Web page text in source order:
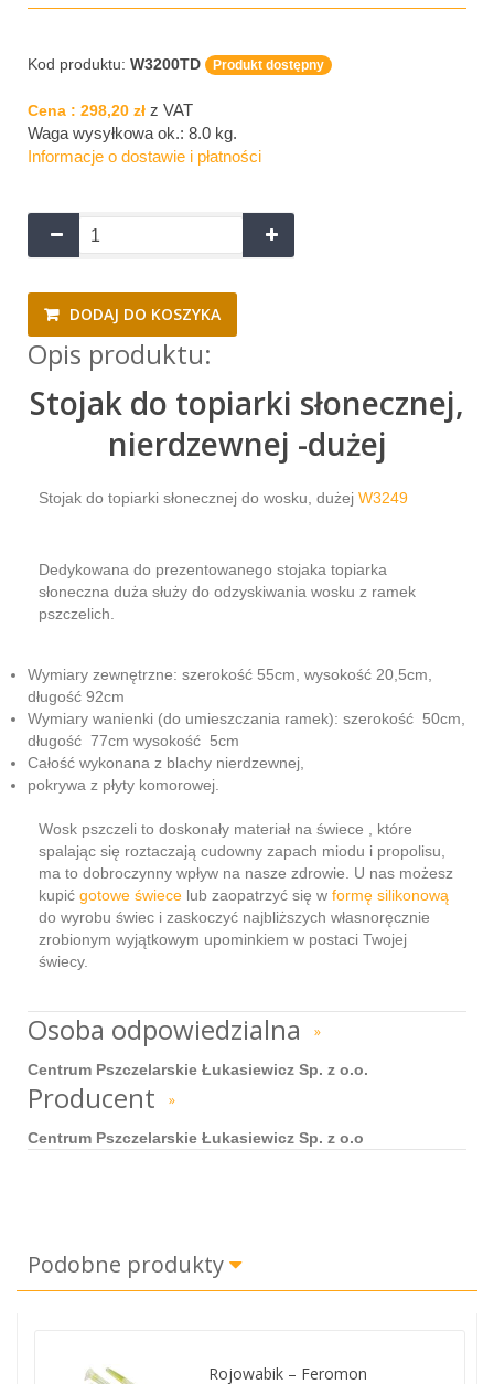
Kod produktu: W3200TD Produkt dostępny
Cena : 298,20 zł z VAT
Waga wysyłkowa ok.: 8.0 kg.
Informacje o dostawie i płatności
DODAJ DO KOSZYKA
Opis produktu:
Stojak do topiarki słonecznej,
nierdzewnej -dużej
Stojak do topiarki słonecznej do wosku, dużej W3249
Dedykowana do prezentowanego stojaka topiarka
słoneczna duża służy do odzyskiwania wosku z ramek
pszczelich.
Wymiary zewnętrzne: szerokość 55cm, wysokość 20,5cm,
długość 92cm
Wymiary wanienki (do umieszczania ramek): szerokość 50cm,
długość 77cm wysokość 5cm
Całość wykonana z blachy nierdzewnej,
pokrywa z płyty komorowej.
Wosk pszczeli to doskonały materiał na świece , które
spalając się roztaczają cudowny zapach miodu i propolisu,
ma to dobroczynny wpływ na nasze zdrowie. U nas możesz
kupić gotowe świece lub zaopatrzyć się w formę silikonową
do wyrobu świec i zaskoczyć najbliższych własnoręcznie
zrobionym wyjątkowym upominkiem w postaci Twojej
świecy.
Osoba odpowiedzialna »
Centrum Pszczelarskie Łukasiewicz Sp. z o.o.
Producent »
Centrum Pszczelarskie Łukasiewicz Sp. z o.o
Podobne produkty
Rojowabik – Feromon